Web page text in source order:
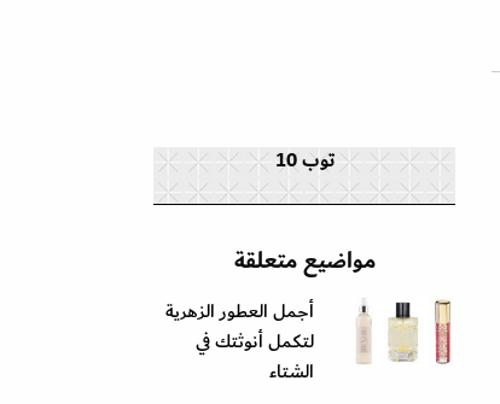
توب 10
مواضيع متعلقة
أجمل العطور الزهرية
لتكمل أنوثتك في
الشتاء